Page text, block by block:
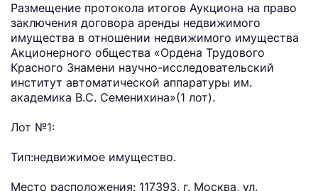
Размещение протокола итогов Аукциона на право
заключения договора аренды недвижимого
имущества в отношении недвижимого имущества
Акционерного общества «Ордена Трудового
Красного Знамени научно-исследовательский
институт автоматической аппаратуры им.
академика В.С. Семенихина»(1 лот).
Лот №1:
Тип:недвижимое имущество.
Место расположения: 117393, г. Москва, ул.